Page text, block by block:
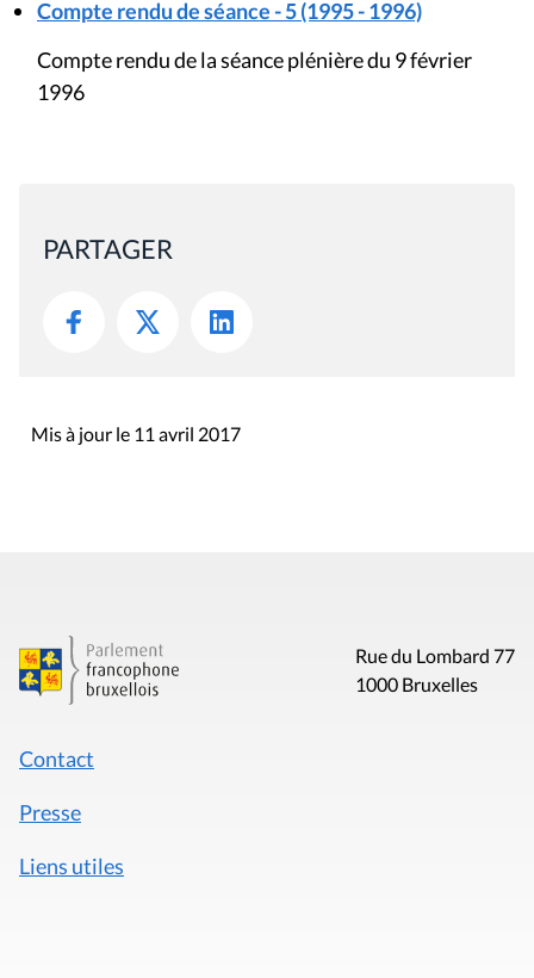
Compte rendu de séance - 5 (1995 - 1996)
Compte rendu de la séance plénière du 9 février
1996
PARTAGER
Mis à jour le 11 avril 2017
Rue du Lombard 77
1000 Bruxelles
Contact
Presse
Liens utiles